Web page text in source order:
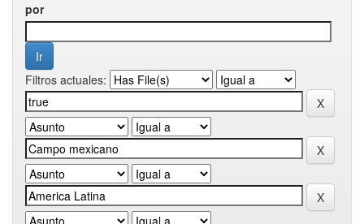
por
Filtros actuales: